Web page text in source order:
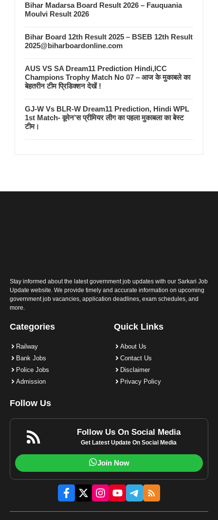
Bihar Madarsa Board Result 2026 – Fauquania
Moulvi Result 2026
Bihar Board 12th Result 2025 – BSEB 12th Result
2025@biharboardonline.com
AUS VS SA Dream11 Prediction Hindi,ICC
Champions Trophy Match No 07 – आज के मुकाबले का
बेहतरीन टीम प्रिडिक्शन देखें !
GJ-W Vs BLR-W Dream11 Prediction, Hindi WPL
1st Match- वूमेन’स प्रीमियर लीग का पहला मुकाबला का बेस्ट
टीम।
Stay informed about the latest government job updates with our Sarkari Job
Update website. We provide timely and accurate information on upcoming
government job vacancies, application deadlines, exam schedules, and
more.
Categories
Railway
Bank Jobs
Police Jobs
Admission
Quick Links
About Us
Contact Us
Disclaimer
Privacy Policy
Follow Us
Follow Us On Social Media
Get Latest Update On Social Media
Join Now